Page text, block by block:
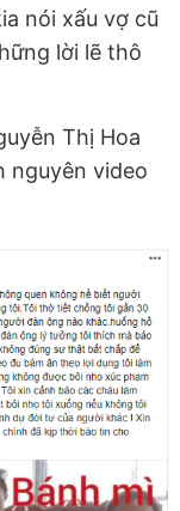
nói xấu vợ cũ
lời lẽ thô
Thị Hoa
nguyên video